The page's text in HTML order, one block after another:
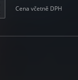
Cena včetně DPH